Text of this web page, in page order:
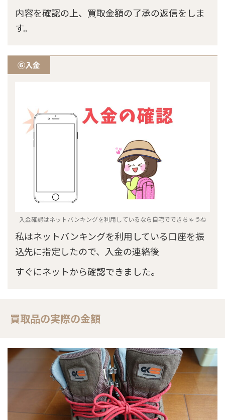
内容を確認の上、買取金額の了承の返信をしま
す。
⑥入金
入金確認はネットバンキングを利用しているなら自宅でできちゃうね
私はネットバンキングを利用している口座を振
込先に指定したので、入金の連絡後
すぐにネットから確認できました。
買取品の実際の金額